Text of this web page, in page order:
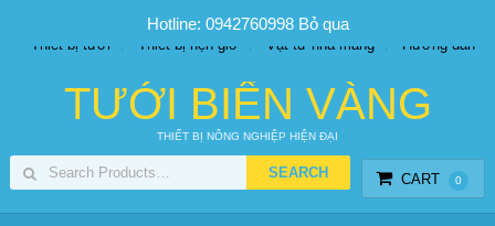
SP PHUN SƯƠNG GIÁ TỐT Bộ KIT tưới
Thiết bị tưới
Thiết bị hẹn giờ Vật tư nhà màng Hướng dẫn
TƯỚI BIỂN VÀNG
THIẾT BỊ NÔNG NGHIỆP HIỆN ĐẠI
CART 0
Hotline: 0942760998 Bỏ qua